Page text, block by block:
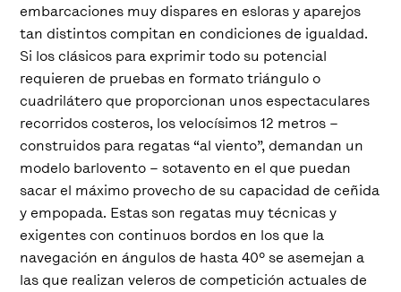
embarcaciones muy dispares en esloras y aparejos
tan distintos compitan en condiciones de igualdad.
Si los clásicos para exprimir todo su potencial
requieren de pruebas en formato triángulo o
cuadrilátero que proporcionan unos espectaculares
recorridos costeros, los velocísimos 12 metros –
construidos para regatas “al viento”, demandan un
modelo barlovento – sotavento en el que puedan
sacar el máximo provecho de su capacidad de ceñida
y empopada. Estas son regatas muy técnicas y
exigentes con continuos bordos en los que la
navegación en ángulos de hasta 40º se asemejan a
las que realizan veleros de competición actuales de